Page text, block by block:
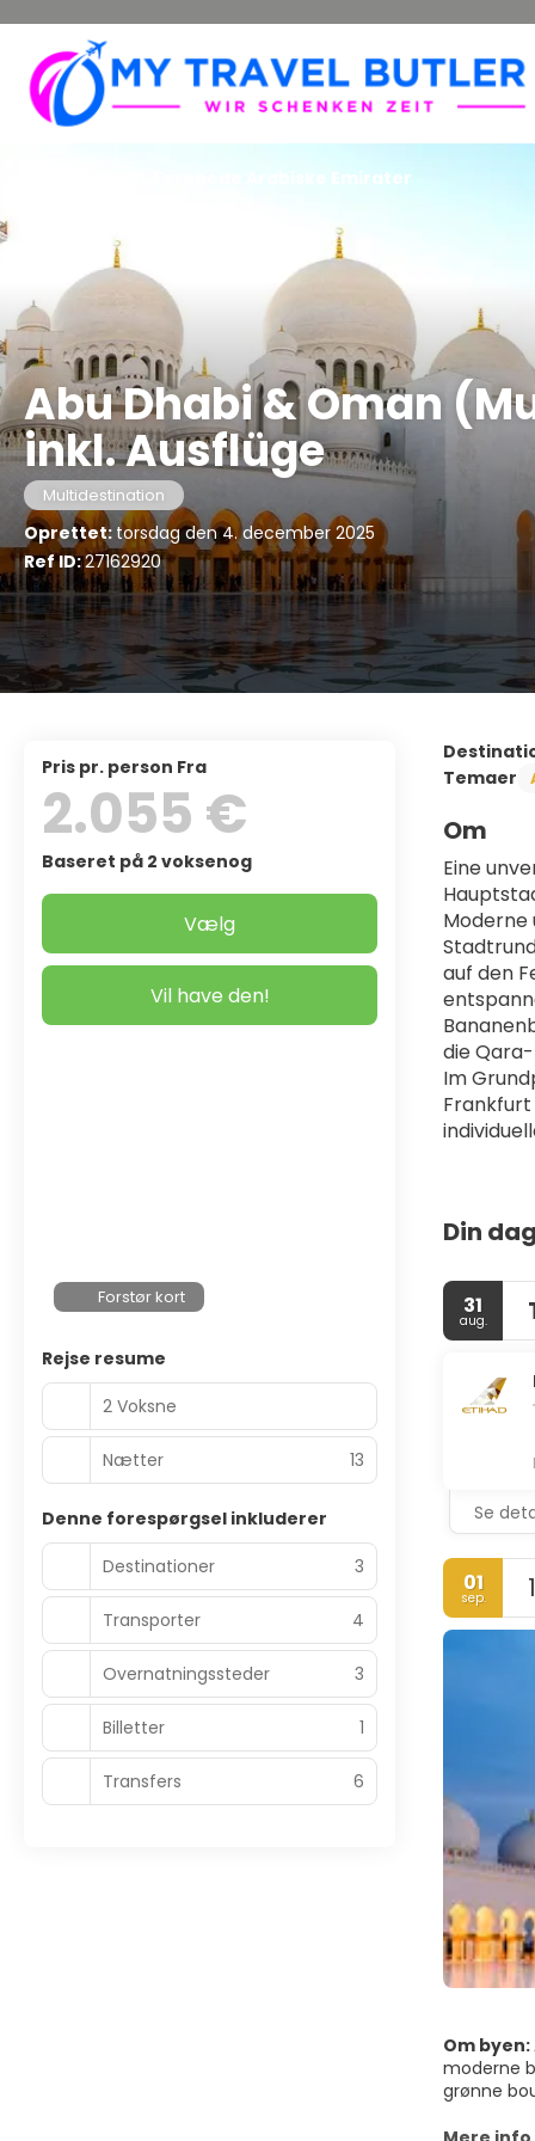
Abu Dhabi & Oman
inkl. Ausflüge
Multidestination
Oprettet: torsdag den 4. december 2025
Ref ID:27162920
Abu Dhabi, Forenede Arabiske Emirater
Temaer
Om
Eine
Moderne
auf den
die
Im
Frankfurt
Din
31
aug.
Se
01
sep.
Om byen:
moderne
grønne
Abu
pris pr. person Fra
2.055 €
Baseret på 2 voksenog
Vælg
Vil have den!
Forstør kort
Rejse resume
2 Voksne
Nætter 13
Denne forespørgsel inkluderer
Destinationer
3
Transporter 4
Overnatningssteder 3
Billetter 1
Transfers 6